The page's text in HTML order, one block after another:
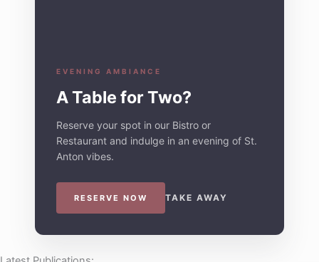
EVENING AMBIANCE
A Table for Two?
Reserve your spot in our Bistro or
Restaurant and indulge in an evening of St.
Anton vibes.
RESERVE NOW TAKE AWAY